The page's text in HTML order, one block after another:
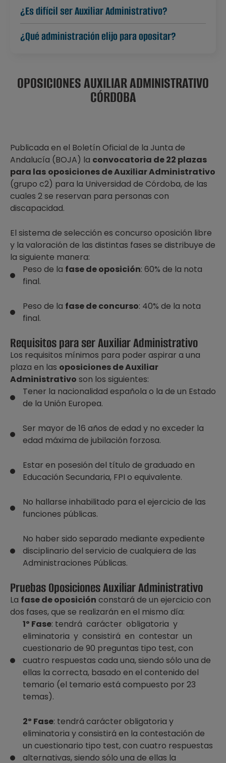
¿Es difícil ser Auxiliar Administrativo?
¿Qué administración elijo para opositar?
OPOSICIONES AUXILIAR ADMINISTRATIVO
CÓRDOBA
Publicada en el Boletín Oficial de la Junta de
Andalucía (BOJA) la convocatoria de 22 plazas
para las oposiciones de Auxiliar Administrativo
(grupo c2) para la Universidad de Córdoba, de las
cuales 2 se reservan para personas con
discapacidad.
El sistema de selección es concurso oposición libre
y la valoración de las distintas fases se distribuye de
la siguiente manera:
Peso de la fase de oposición: 60% de la nota
final.
Peso de la fase de concurso: 40% de la nota
final.
Requisitos para ser Auxiliar Administrativo
Los requisitos mínimos para poder aspirar a una
plaza en las oposiciones de Auxiliar
Administrativo son los siguientes:
Tener la nacionalidad española o la de un Estado
de la Unión Europea.
Ser mayor de 16 años de edad y no exceder la
edad máxima de jubilación forzosa.
Estar en posesión del título de graduado en
Educación Secundaria, FPI o equivalente.
No hallarse inhabilitado para el ejercicio de las
funciones públicas.
No haber sido separado mediante expediente
disciplinario del servicio de cualquiera de las
Administraciones Públicas.
Pruebas Oposiciones Auxiliar Administrativo
La fase de oposición constará de un ejercicio con
dos fases, que se realizarán en el mismo día:
1º Fase: tendrá carácter obligatoria y
eliminatoria y consistirá en contestar un
cuestionario de 90 preguntas tipo test, con
cuatro respuestas cada una, siendo sólo una de
ellas la correcta, basado en el contenido del
temario (el temario está compuesto por 23
temas).
2º Fase: tendrá carácter obligatoria y
eliminatoria y consistirá en la contestación de
un cuestionario tipo test, con cuatro respuestas
alternativas, siendo sólo una de ellas la